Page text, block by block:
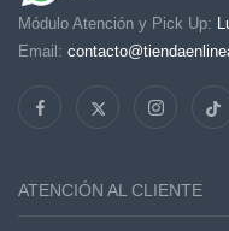
Módulo Atención y Pick Up:
Email:
ATENCIÓN AL CLIENTE